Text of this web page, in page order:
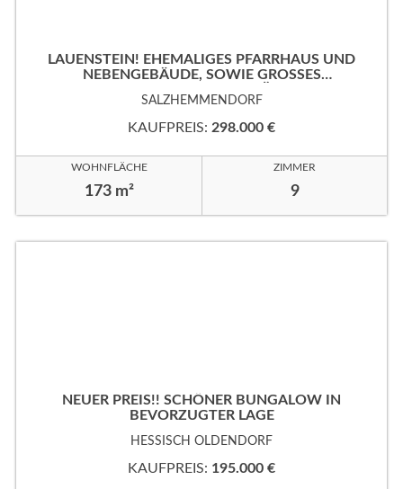
LAUENSTEIN! EHEMALIGES PFARRHAUS UND
NEBENGEBÄUDE, SOWIE GROSSES
SALZHEMMENDORF
KAUFPREIS: 298.000 €
WOHNFLÄCHE
173 m²
ZIMMER
9
NEUER PREIS!! SCHÖNER BUNGALOW IN
BEVORZUGTER LAGE
HESSISCH OLDENDORF
KAUFPREIS: 195.000 €